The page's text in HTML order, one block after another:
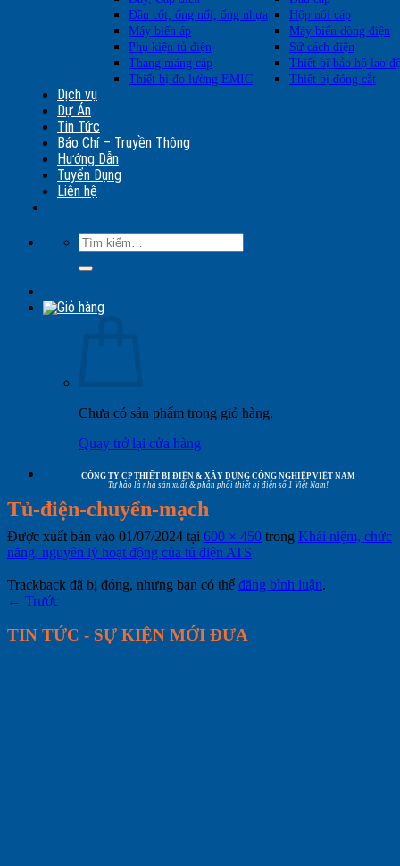
Đầu cốt, ống nối, ống nhựa
Hộp nối cáp
Máy biến áp
Máy biến dòng điện
Phụ kiện tủ điện
Sứ cách điện
Thang máng cáp
Thiết bị bảo hộ lao
Thiết bị đo lường EMIC
Thiết bị đóng cắt
Dịch vụ
Dự Án
Tin Tức
Báo Chí – Truyền Thông
Hướng Dẫn
Tuyển Dụng
Liên hệ
Tìm
kiếm:
Chưa có sản phẩm trong giỏ hàng.
Quay trở lại cửa hàng
CÔNG TY CP THIẾT BỊ ĐIỆN & XÂY DỰNG CÔNG NGHIỆP VIỆT NAM
Tự hào là nhà sản xuất & phân phối thiết bị điện số 1 Việt Nam!
Tủ-điện-chuyển-mạch
Được xuất bản vào 01/07/2024 tại 600 × 450 trong Khái niệm, chức
năng, nguyên lý hoạt động của tủ điện ATS
Trackback đã bị đóng, nhưng bạn có thể đăng bình luận.
← Trước
TIN TỨC - SỰ KIỆN MỚI ĐƯA